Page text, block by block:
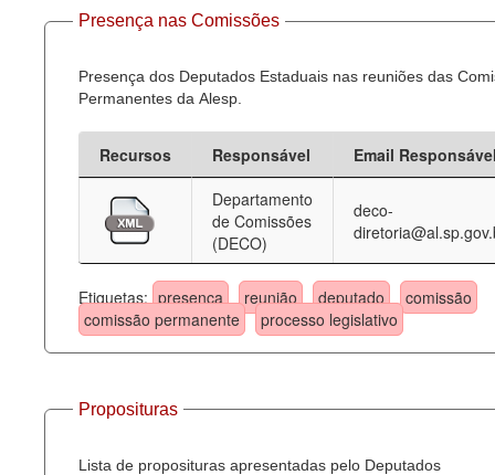
Presença nas Comissões
Presença dos Deputados Estaduais nas reuniões das
Permanentes da Alesp.
Recursos Responsável
Email
Departamento
de Comissões
(DECO)
deco-
Etiquetas: presença reunião deputado
comissão
comissão permanente
processo legislativo
Proposituras
Lista de proposituras apresentadas pelo Deputados